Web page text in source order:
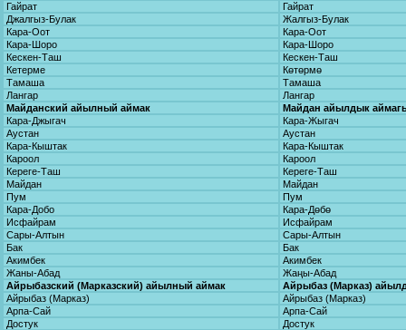
Гайрат
Гайрат
Джалгыз-Булак
Жалгыз-Булак
Кара-Оот
Кара-Оот
Кара-Шоро
Кара-Шоро
Кескен-Таш
Кескен-Таш
Кетерме
Көтөрмө
Тамаша
Тамаша
Лангар
Лангар
Майданский айылный аймак
Майдан айылдык
Кара-Джыгач
Кара-Жыгач
Аустан
Аустан
Кара-Кыштак
Кара-Кыштак
Кароол
Кароол
Кереге-Таш
Кереге-Таш
Майдан
Майдан
Пум
Пум
Кара-Добо
Кара-Дөбө
Исфайрам
Исфайрам
Сары-Алтын
Сары-Алтын
Бак
Бак
Акимбек
Акимбек
Жаны-Абад
Жаңы-Абад
Айрыбазский (Марказский) айылный аймак
Айрыбаз (Марказ)
Айрыбаз (Марказ)
Айрыбаз (Марказ)
Арпа-Сай
Арпа-Сай
Достук
Достук